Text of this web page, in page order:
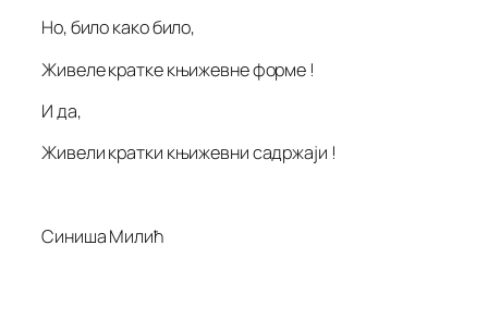
Но, било како било,
Живеле кратке књижевне форме !
И да,
Живели кратки књижевни садржаји !
Синиша Милић